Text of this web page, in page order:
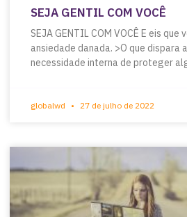
SEJA GENTIL COM VOCÊ
SEJA GENTIL COM VOCÊ E eis
ansiedade danada. >O que dispara
necessidade interna de proteger
globalwd 27 de julho de 2022